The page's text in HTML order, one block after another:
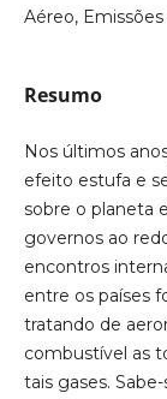
Aéreo,
Resumo
Nos últimos
efeito estufa e
sobre o planeta
governos ao
encontros
entre os países
tratando de
combustível as
tais gases.